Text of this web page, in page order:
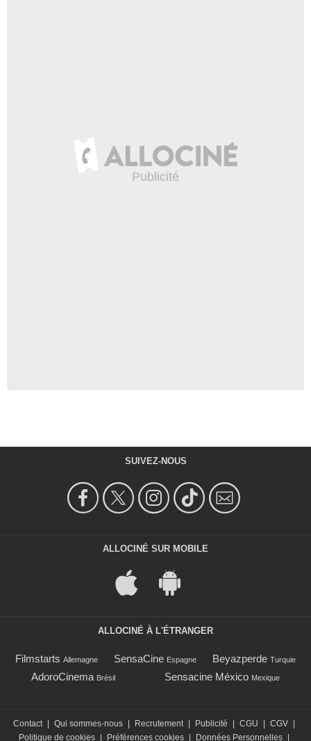
SUIVEZ-NOUS
ALLOCINÉ SUR MOBILE
ALLOCINÉ À L'ÉTRANGER
Filmstarts Allemagne SensaCine Espagne Beyazperde Turquie
AdoroCinema Brésil Sensacine México Mexique
Contact Qui sommes-nous Recrutement Publicité CGU CGV
Politique de cookies
Préférences cookies Données Personnelles